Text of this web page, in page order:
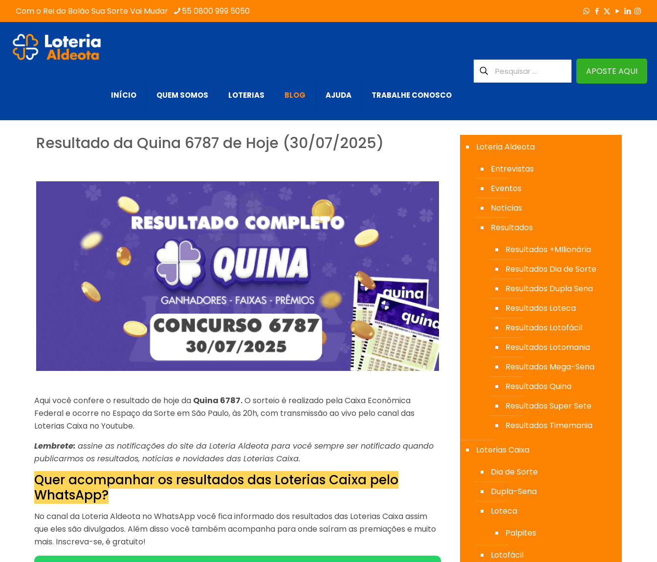
Com o Rei do Bolão Sua Sorte Vai Mudar 55 0800 999 5050
INÍCIO QUEM SOMOS LOTERIAS BLOG AJUDA TRABALHE CONOSCO
APOSTE AQUI
Resultado da Quina 6787 de Hoje (30/07/2025)
Aqui você confere o resultado de hoje da Quina 6787.O sorteio é realizado pela Caixa Econômica
Federal e ocorre no Espaço da Sorte em São Paulo, às 20h, com transmissão ao vivo pelo canal das
Loterias Caixa no Youtube.
Lembrete:assine as notificações do site da Loteria Aldeota para você sempre ser notificado quando
publicarmos os resultados, notícias e novidades das Loterias Caixa.
Quer acompanhar os resultados das Loterias Caixa pelo
WhatsApp?
No canal da Loteria Aldeota no WhatsApp você fica informado dos resultados das Loterias Caixa assim
que eles são divulgados. Além disso você também acompanha para onde saíram as premiações e muito
mais. Inscreva-se, é gratuito!
Loteria Aldeota
Entrevistas
Eventos
Notícias
Resultados
Resultados +MIlionária
Resultados Dia de Sorte
Resultados Dupla Sena
Resultados Loteca
Resultados Lotofácil
Resultados Lotomania
Resultados Mega-Sena
Resultados Quina
Resultados Super Sete
Resultados Timemania
Loterias Caixa
Dia de Sorte
Dupla-Sena
Loteca
Palpites
Lotofácil